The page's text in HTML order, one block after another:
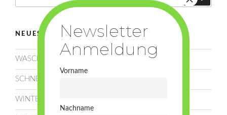
NEUESTE BEITRÄGE
WASCHEN, SCHNEIDEN, LEGEN!
SCHNEE!
WINTERRUHE
Vorname
Nachname